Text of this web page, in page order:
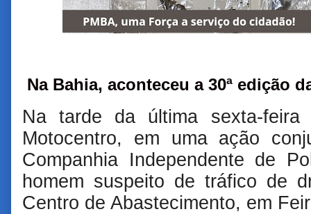
Na Bahia, aconteceu a 30ª edição
Na tarde da última sexta-
Motocentro, em uma ação
Companhia Independente de
homem suspeito de tráfico de
Centro de Abastecimento, em